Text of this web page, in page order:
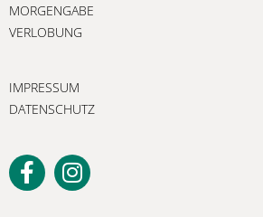
MORGENGABE
VERLOBUNG
IMPRESSUM
DATENSCHUTZ